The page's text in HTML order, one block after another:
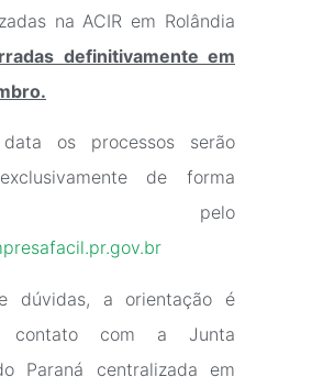
na ACIR em Rolândia
definitivamente em
os processos serão
de forma
pelo
dúvidas, a orientação é
contato com a Junta
Paraná centralizada em